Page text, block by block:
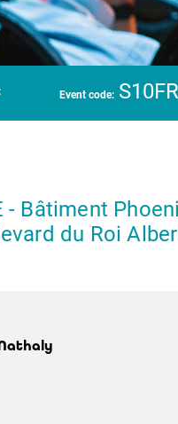
Event code: S10FR
- Bâtiment
du Roi